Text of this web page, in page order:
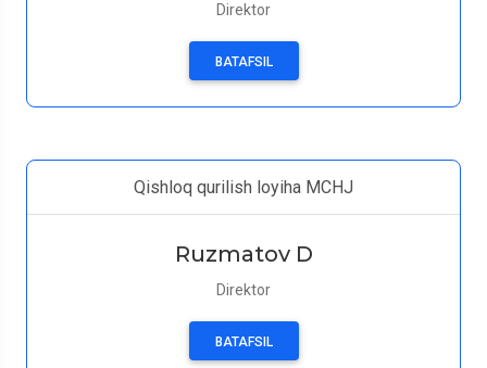
Direktor
BATAFSIL
Qishloq qurilish loyiha MCHJ
Ruzmatov D
Direktor
BATAFSIL